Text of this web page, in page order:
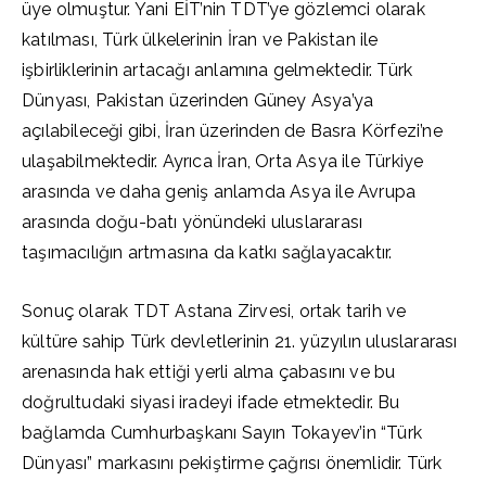
üye olmuştur. Yani EİT’nin TDT’ye gözlemci olarak
katılması, Türk ülkelerinin İran ve Pakistan ile
işbirliklerinin artacağı anlamına gelmektedir. Türk
Dünyası, Pakistan üzerinden Güney Asya’ya
açılabileceği gibi, İran üzerinden de Basra Körfezi’ne
ulaşabilmektedir. Ayrıca İran, Orta Asya ile Türkiye
arasında ve daha geniş anlamda Asya ile Avrupa
arasında doğu-batı yönündeki uluslararası
taşımacılığın artmasına da katkı sağlayacaktır.
Sonuç olarak TDT Astana Zirvesi, ortak tarih ve
kültüre sahip Türk devletlerinin 21. yüzyılın uluslararası
arenasında hak ettiği yerli alma çabasını ve bu
doğrultudaki siyasi iradeyi ifade etmektedir. Bu
bağlamda Cumhurbaşkanı Sayın Tokayev’in “Türk
Dünyası” markasını pekiştirme çağrısı önemlidir. Türk